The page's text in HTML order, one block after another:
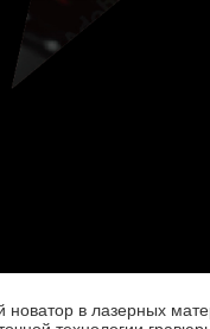
новатор в лазерных